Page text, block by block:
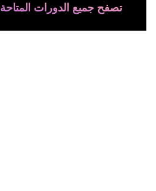
تصفح جميع الدورات المتاحة